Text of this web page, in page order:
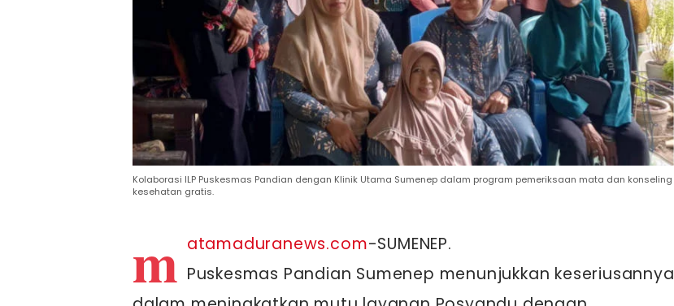
Kolaborasi ILP Puskesmas Pandian dengan Klinik Utama Sumenep dalam program pemeriksaan mata dan konseling
kesehatan gratis.
m atamaduranews.com-SUMENEP.
Puskesmas Pandian Sumenep menunjukkan keseriusannya